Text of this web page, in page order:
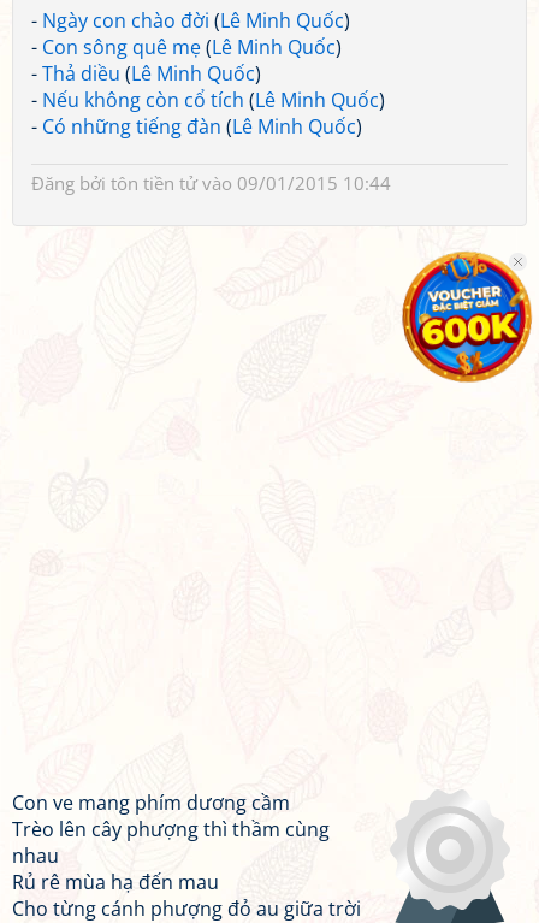
- Ngày con chào đời (Lê Minh Quốc)
- Con sông quê mẹ(Lê Minh Quốc)
-Thả diều (Lê Minh Quốc)
- Nếu không còn cổ tích (Lê Minh Quốc)
- Có những tiếng đàn (Lê Minh Quốc)
Đăng bởi tôn tiền tửvào 09/01/2015 10:44
Con ve mang phím dương cầm
Trèo lên cây phượng thì thầm cùng
nhau
Rủ rê mùa hạ đến mau
Cho từng cánh phượng đỏ au giữa trời